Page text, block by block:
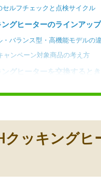
セルフチェックと点検サイクル
グヒーターのラインアッ
・バランス型・高機能モデルの
ャンペーン対象商品の考え方
グヒーターを交換すると
クッキングヒーター交換
、クリナップを選ぶときのチェ
ッキングヒ